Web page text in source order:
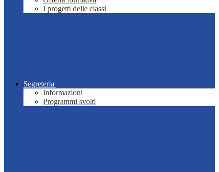
I progetti delle classi
Segreteria
Informazioni
Programmi svolti